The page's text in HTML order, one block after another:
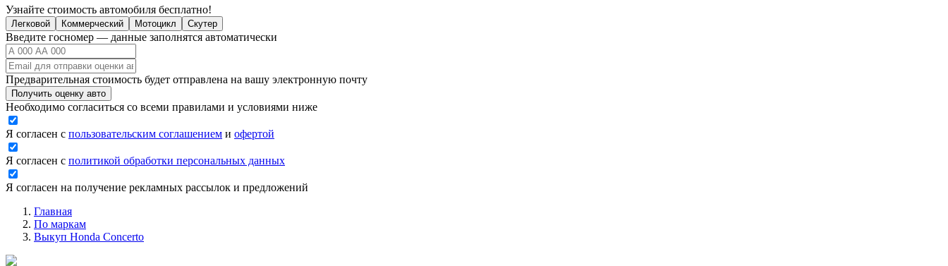
Узнайте стоимость автомобиля бесплатно!
Легковой Коммерческий Мотоцикл Скутер
Введите госномер — данные заполнятся автоматически
Предварительная стоимость будет отправлена на вашу электронную почту
Получить оценку авто
Необходимо согласиться со всеми правилами и условиями ниже
Я согласен с пользовательским соглашением и офертой
Я согласен с политикой обработки персональных данных
Я согласен на получение рекламных рассылок и предложений
Главная
По маркам
Выкуп Honda Concerto